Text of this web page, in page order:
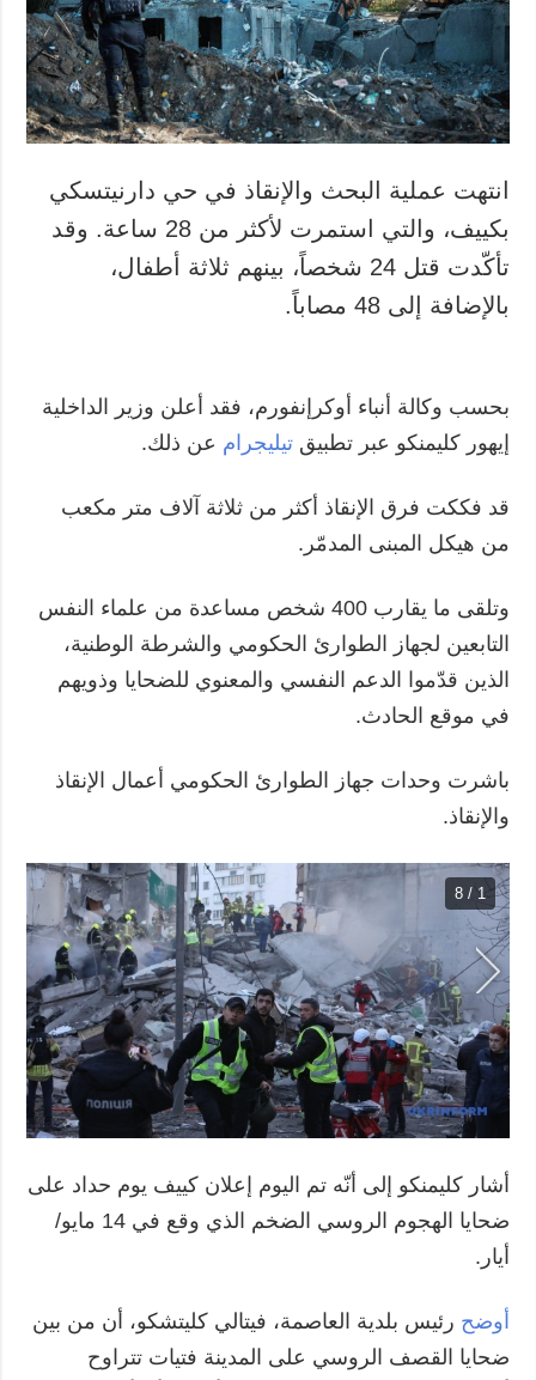
انتهت عملية البحث والإنقاذ في حي دارنيتسكي
بكييف، والتي استمرت لأكثر من 28 ساعة. وقد
تأكّدت قتل 24 شخصاً، بينهم ثلاثة أطفال،
بالإضافة إلى 48 مصاباً.
بحسب وكالة أنباء أوكرإنفورم، فقد أعلن وزير الداخلية
إيهور كليمنكو عبر تطبيقتيليجرام عن ذلك.
قد فككت فرق الإنقاذ أكثر من ثلاثة آلاف متر مكعب
من هيكل المبنى المدمّر.
وتلقى ما يقارب 400 شخص مساعدة من علماء النفس
التابعين لجهاز الطوارئ الحكومي والشرطة الوطنية،
الذين قدّموا الدعم النفسي والمعنوي للضحايا وذويهم
في موقع الحادث.
باشرت وحدات جهاز الطوارئ الحكومي أعمال الإنقاذ
والإنقاذ.
1 / 8
أشار كليمنكو إلى أنّه تم اليوم إعلان كييف يوم حداد على
ضحايا الهجوم الروسي الضخم الذي وقع في 14 مايو/
أيار.
أوضح رئيس بلدية العاصمة، فيتالي كليتشكو، أن من بين
ضحايا القصف الروسي على المدينة فتيات تتراوح